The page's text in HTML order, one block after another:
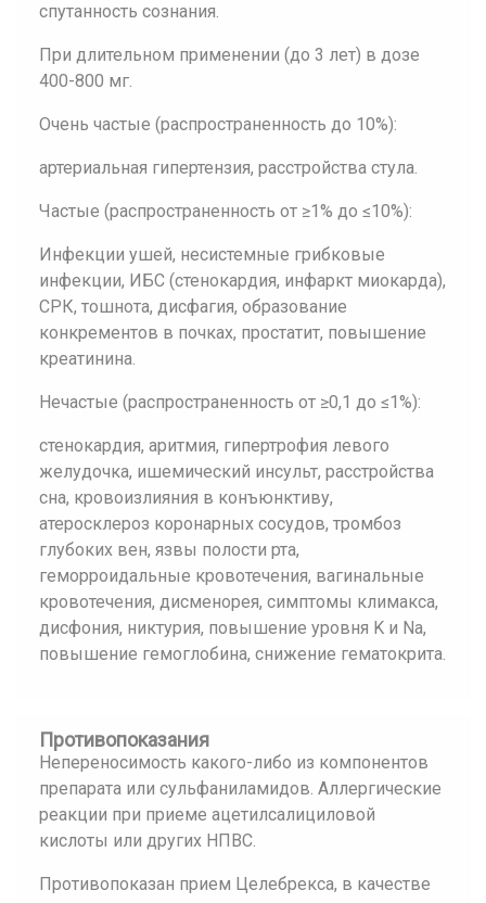
спутанность сознания.
При длительном применении (до 3 лет) в дозе
400-800 мг.
Очень частые (распространенность до 10%):
артериальная гипертензия, расстройства стула.
Частые (распространенность от ≥1% до ≤10%):
Инфекции ушей, несистемные грибковые
инфекции, ИБС (стенокардия, инфаркт миокарда),
СРК, тошнота, дисфагия, образование
конкрементов в почках, простатит, повышение
креатинина.
Нечастые (распространенность от ≥0,1 до ≤1%):
стенокардия, аритмия, гипертрофия левого
желудочка, ишемический инсульт, расстройства
сна, кровоизлияния в конъюнктиву,
атеросклероз коронарных сосудов, тромбоз
глубоких вен, язвы полости рта,
геморроидальные кровотечения, вагинальные
кровотечения, дисменорея, симптомы климакса,
дисфония, никтурия, повышение уровня K и Na,
повышение гемоглобина, снижение гематокрита.
Противопоказания
Непереносимость какого-либо из компонентов
препарата или сульфаниламидов. Аллергические
реакции при приеме ацетилсалициловой
кислоты или других НПВС.
Противопоказан прием Целебрекса, в качестве